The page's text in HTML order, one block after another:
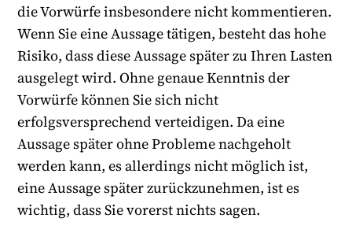
die Vorwürfe insbesondere nicht kommentieren.
Wenn Sie eine Aussage tätigen, besteht das hohe
Risiko, dass diese Aussage später zu Ihren Lasten
ausgelegt wird. Ohne genaue Kenntnis der
Vorwürfe können Sie sich nicht
erfolgsversprechend verteidigen. Da eine
Aussage später ohne Probleme nachgeholt
werden kann, es allerdings nicht möglich ist,
eine Aussage später zurückzunehmen, ist es
wichtig, dass Sie vorerst nichts sagen.